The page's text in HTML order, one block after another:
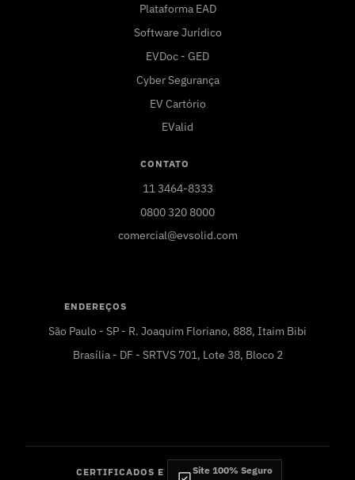
Plataforma EAD
Software Jurídico
EVDoc - GED
Cyber Segurança
EV Cartório
EValid
CONTATO
11 3464-8333
0800 320 8000
comercial@evsolid.com
ENDEREÇOS
São Paulo - SP - R. Joaquim Floriano, 888, Itaim Bibi
Brasília - DF - SRTVS 701, Lote 38, Bloco 2
CERTIFICADOS E
Site 100% Seguro